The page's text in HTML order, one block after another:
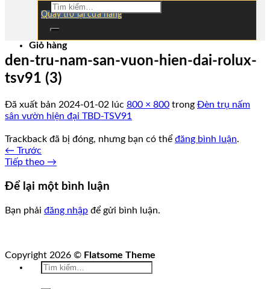
Quay trở lại cửa hàng
Giỏ hàng
Tìm
kiếm:
den-tru-nam-san-vuon-hien-dai-rolux-
tsv91 (3)
Đã xuất bản 2024-01-02 lúc 800 × 800 trong Đèn trụ nấm
sân vườn hiện đại TBD-TSV91
Trackback đã bị đóng, nhưng bạn có thể đăng bình luận.
← Trước
Tiếp theo →
Để lại một bình luận
Bạn phải đăng nhập để gửi bình luận.
Copyright 2026 © Flatsome Theme
Tìm